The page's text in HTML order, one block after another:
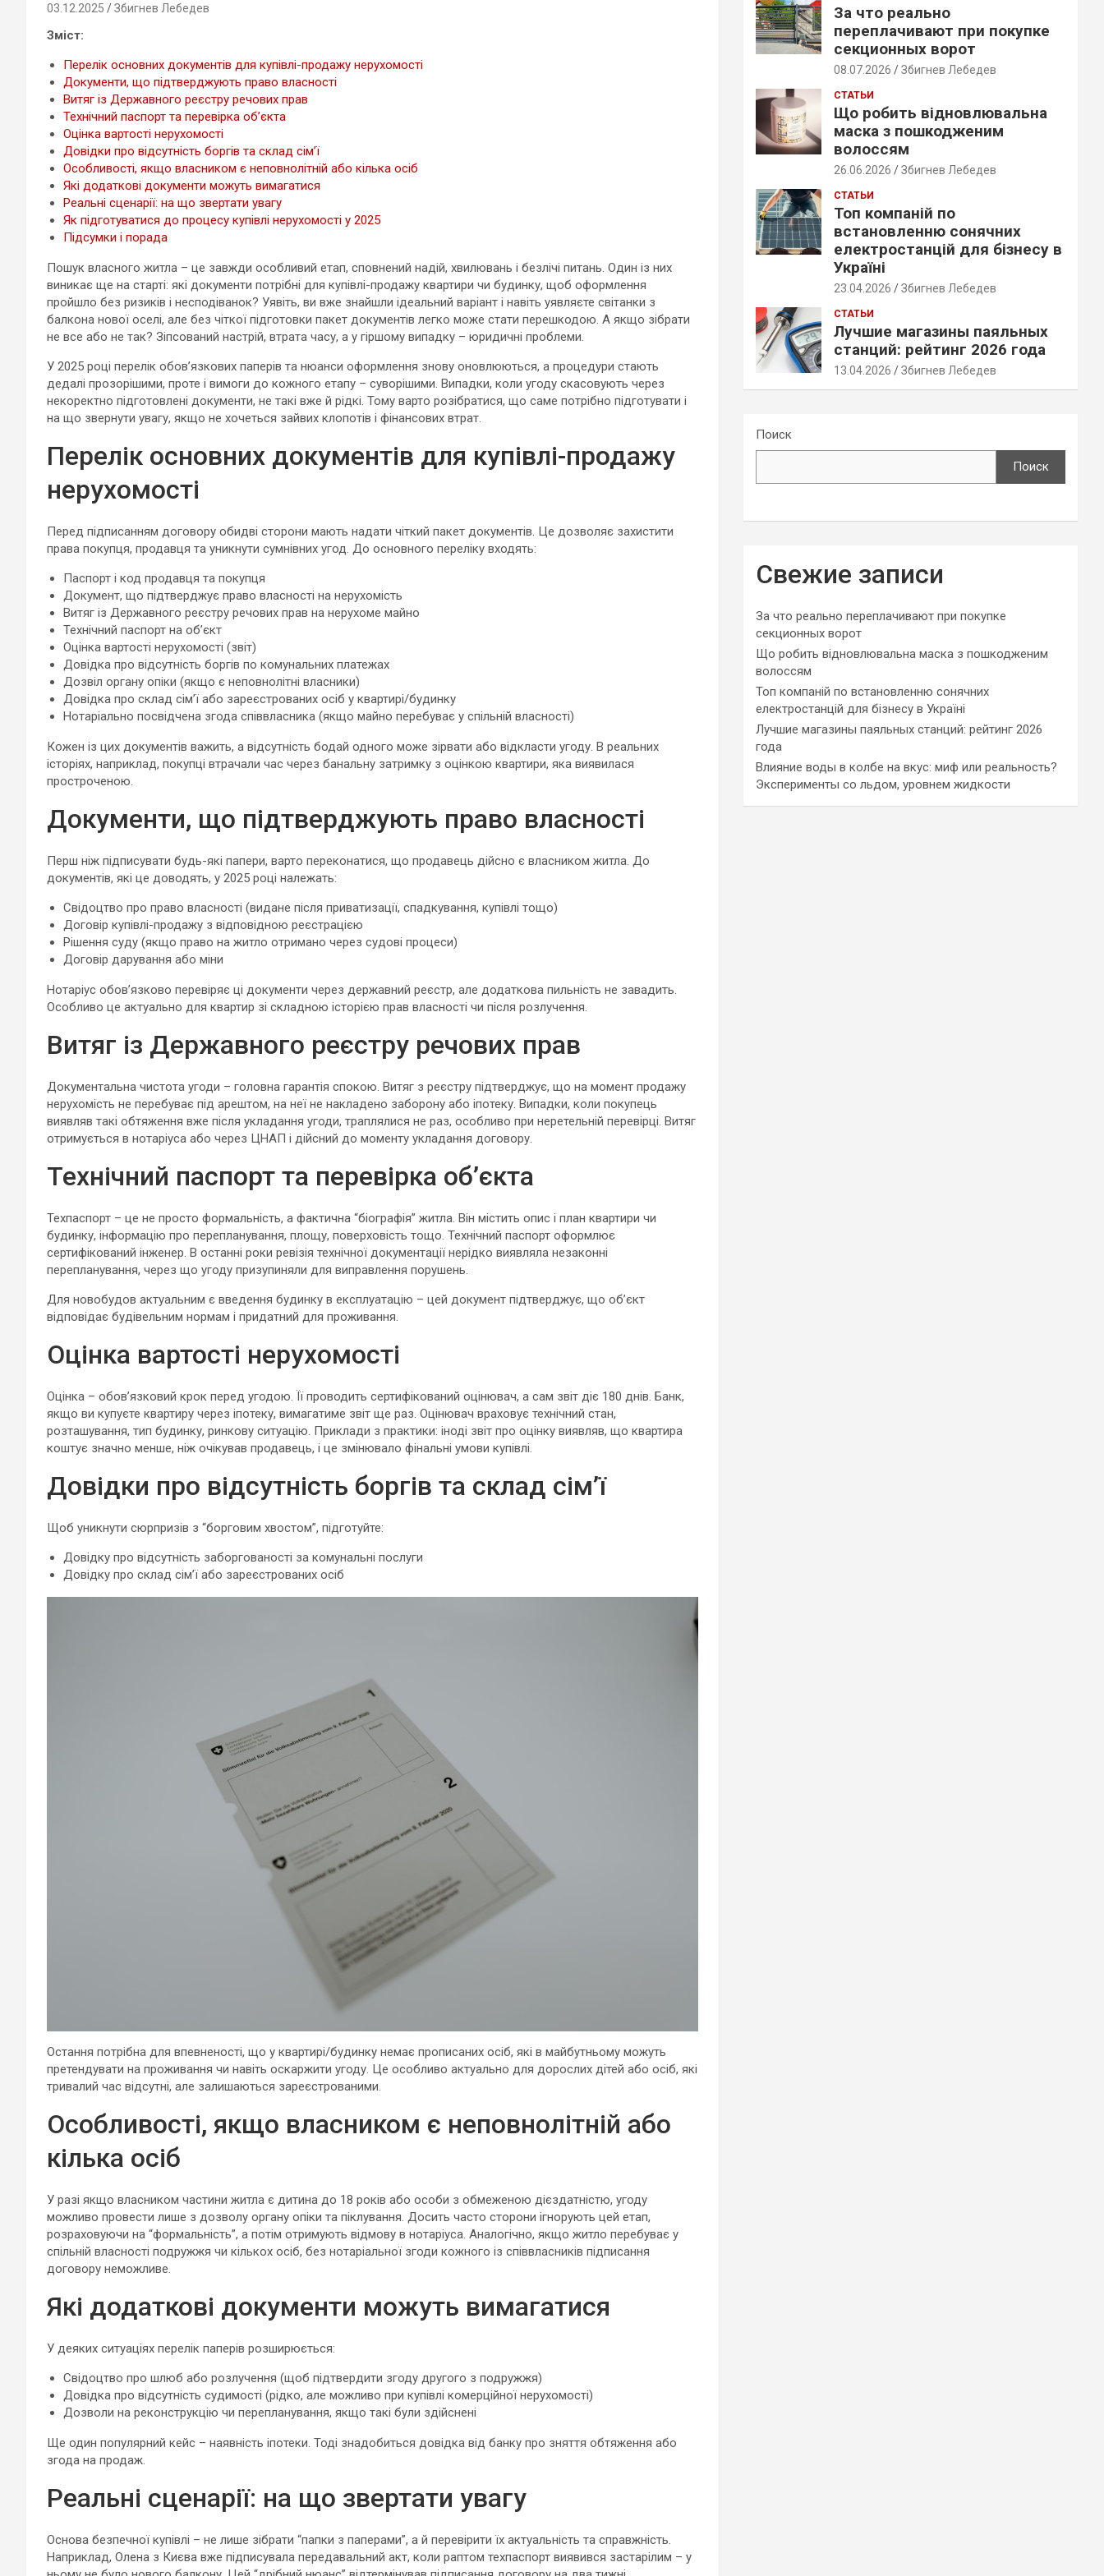
03.12.2025 Збигнев Лебедев
Зміст:
Перелік основних документів для купівлі-продажу нерухомості
Документи, що підтверджують право власності
Витяг із Державного реєстру речових прав
Технічний паспорт та перевірка об’єкта
Оцінка вартості нерухомості
Довідки про відсутність боргів та склад сім’ї
Особливості, якщо власником є неповнолітній або кілька осіб
Які додаткові документи можуть вимагатися
Реальні сценарії: на що звертати увагу
Як підготуватися до процесу купівлі нерухомості у 2025
Підсумки і порада
Пошук власного житла – це завжди особливий етап, сповнений надій, хвилювань і безлічі питань. Один із них
виникає ще на старті: які документи потрібні для купівлі-продажу квартири чи будинку, щоб оформлення
пройшло без ризиків і несподіванок? Уявіть, ви вже знайшли ідеальний варіант і навіть уявляєте світанки з
балкона нової оселі, але без чіткої підготовки пакет документів легко може стати перешкодою. А якщо зібрати
не все або не так? Зіпсований настрій, втрата часу, а у гіршому випадку – юридичні проблеми.
У 2025 році перелік обов’язкових паперів та нюанси оформлення знову оновлюються, а процедури стають
дедалі прозорішими, проте і вимоги до кожного етапу – суворішими. Випадки, коли угоду скасовують через
некоректно підготовлені документи, не такі вже й рідкі. Тому варто розібратися, що саме потрібно підготувати і
на що звернути увагу, якщо не хочеться зайвих клопотів і фінансових втрат.
Перелік основних документів для купівлі-продажу
нерухомості
Перед підписанням договору обидві сторони мають надати чіткий пакет документів. Це дозволяє захистити
права покупця, продавця та уникнути сумнівних угод. До основного переліку входять:
Паспорт і код продавця та покупця
Документ, що підтверджує право власності на нерухомість
Витяг із Державного реєстру речових прав на нерухоме майно
Технічний паспорт на об’єкт
Оцінка вартості нерухомості (звіт)
Довідка про відсутність боргів по комунальних платежах
Дозвіл органу опіки (якщо є неповнолітні власники)
Довідка про склад сім’ї або зареєстрованих осіб у квартирі/будинку
Нотаріально посвідчена згода співвласника (якщо майно перебуває у спільній власності)
Кожен із цих документів важить, а відсутність бодай одного може зірвати або відкласти угоду. В реальних
історіях, наприклад, покупці втрачали час через банальну затримку з оцінкою квартири, яка виявилася
простроченою.
Документи, що підтверджують право власності
Перш ніж підписувати будь-які папери, варто переконатися, що продавець дійсно є власником житла. До
документів, які це доводять, у 2025 році належать:
Свідоцтво про право власності (видане після приватизації, спадкування, купівлі тощо)
Договір купівлі-продажу з відповідною реєстрацією
Рішення суду (якщо право на житло отримано через судові процеси)
Договір дарування або міни
Нотаріус обов’язково перевіряє ці документи через державний реєстр, але додаткова пильність не завадить.
Особливо це актуально для квартир зі складною історією прав власності чи після розлучення.
Витяг із Державного реєстру речових прав
Документальна чистота угоди – головна гарантія спокою. Витяг з реєстру підтверджує, що на момент продажу
нерухомість не перебуває під арештом, на неї не накладено заборону або іпотеку. Випадки, коли покупець
виявляв такі обтяження вже після укладання угоди, траплялися не раз, особливо при неретельній перевірці. Витяг
отримується в нотаріуса або через ЦНАП і дійсний до моменту укладання договору.
Технічний паспорт та перевірка об’єкта
Техпаспорт – це не просто формальність, а фактична “біографія” житла. Він містить опис і план квартири чи
будинку, інформацію про перепланування, площу, поверховість тощо. Технічний паспорт оформлює
сертифікований інженер. В останні роки ревізія технічної документації нерідко виявляла незаконні
перепланування, через що угоду призупиняли для виправлення порушень.
Для новобудов актуальним є введення будинку в експлуатацію – цей документ підтверджує, що об’єкт
відповідає будівельним нормам і придатний для проживання.
Оцінка вартості нерухомості
Оцінка – обов’язковий крок перед угодою. Її проводить сертифікований оцінювач, а сам звіт діє 180 днів. Банк,
якщо ви купуєте квартиру через іпотеку, вимагатиме звіт ще раз. Оцінювач враховує технічний стан,
розташування, тип будинку, ринкову ситуацію. Приклади з практики: іноді звіт про оцінку виявляв, що квартира
коштує значно менше, ніж очікував продавець, і це змінювало фінальні умови купівлі.
Довідки про відсутність боргів та склад сім’ї
Щоб уникнути сюрпризів з “борговим хвостом”, підготуйте:
Довідку про відсутність заборгованості за комунальні послуги
Довідку про склад сім’ї або зареєстрованих осіб
Остання потрібна для впевненості, що у квартирі/будинку немає прописаних осіб, які в майбутньому можуть
претендувати на проживання чи навіть оскаржити угоду. Це особливо актуально для дорослих дітей або осіб, які
тривалий час відсутні, але залишаються зареєстрованими.
Особливості, якщо власником є неповнолітній або
кілька осіб
У разі якщо власником частини житла є дитина до 18 років або особи з обмеженою дієздатністю, угоду
можливо провести лише з дозволу органу опіки та піклування. Досить часто сторони ігнорують цей етап,
розраховуючи на “формальність”, а потім отримують відмову в нотаріуса. Аналогічно, якщо житло перебуває у
спільній власності подружжя чи кількох осіб, без нотаріальної згоди кожного із співвласників підписання
договору неможливе.
Які додаткові документи можуть вимагатися
У деяких ситуаціях перелік паперів розширюється:
Свідоцтво про шлюб або розлучення (щоб підтвердити згоду другого з подружжя)
Довідка про відсутність судимості (рідко, але можливо при купівлі комерційної нерухомості)
Дозволи на реконструкцію чи перепланування, якщо такі були здійснені
Ще один популярний кейс – наявність іпотеки. Тоді знадобиться довідка від банку про зняття обтяження або
згода на продаж.
Реальні сценарії: на що звертати увагу
Основа безпечної купівлі – не лише зібрати “папки з паперами”, а й перевірити їх актуальність та справжність.
Наприклад, Олена з Києва вже підписувала передавальний акт, коли раптом техпаспорт виявився застарілим – у
За что реально
переплачивают при покупке
секционных ворот
08.07.2026 Збигнев Лебедев
СТАТЬИ
Що робить відновлювальна
маска з пошкодженим
волоссям
26.06.2026 Збигнев Лебедев
СТАТЬИ
Топ компаній по
встановленню сонячних
електростанцій для бізнесу в
Україні
23.04.2026 Збигнев Лебедев
СТАТЬИ
Лучшие магазины паяльных
станций: рейтинг 2026 года
13.04.2026 Збигнев Лебедев
Поиск
Поиск
Свежие записи
За что реально переплачивают при покупке
секционных ворот
Що робить відновлювальна маска з пошкодженим
волоссям
Топ компаній по встановленню сонячних
електростанцій для бізнесу в Україні
Лучшие магазины паяльных станций: рейтинг 2026
года
Влияние воды в колбе на вкус: миф или реальность?
Эксперименты со льдом, уровнем жидкости